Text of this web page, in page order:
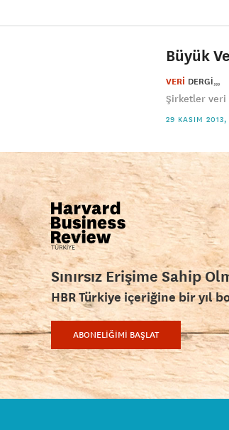
Büyük
VERİ DERGI
Şirketler veri
29 KASIM 2013,
Sınırsız Erişime Sahip
HBR Türkiye içeriğine bir yıl
ABONELİĞİMİ BAŞLAT